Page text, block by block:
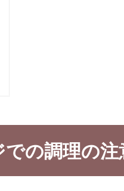
の調理の注